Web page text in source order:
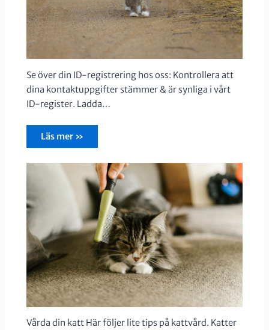
Se över din ID-registrering hos oss: Kontrollera att
dina kontaktuppgifter stämmer & är synliga i vårt
ID-register. Ladda…
Läs mer »
Vårda din katt Här följer lite tips på kattvård. Katter